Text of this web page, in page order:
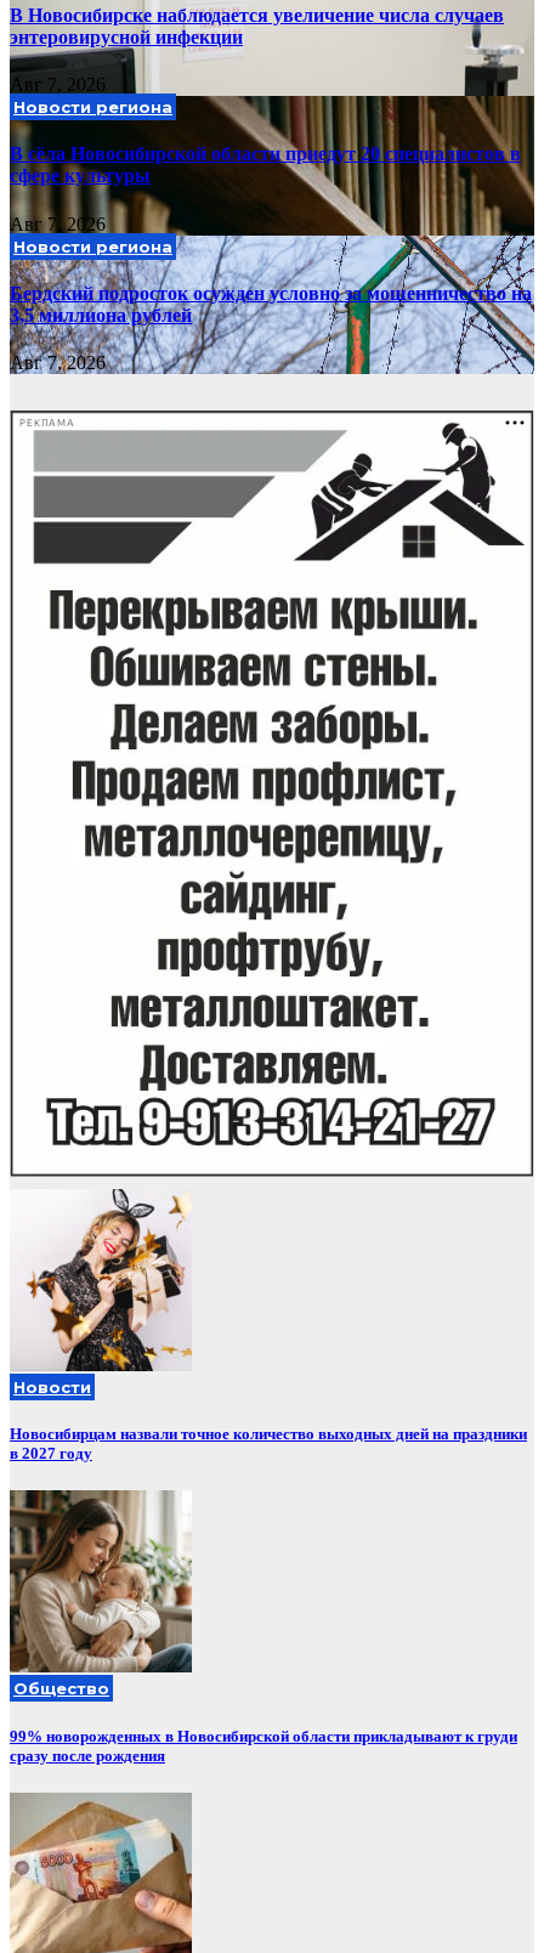
В Новосибирске наблюдается увеличение числа случаев
энтеровирусной инфекции
Авг 7, 2026
Новости региона
В сёла Новосибирской области приедут 20 специалистов в
сфере культуры
Авг 7, 2026
Новости региона
Бердский подросток осужден условно за мошенничество на
3,5 миллиона рублей
Авг 7, 2026
РЕКЛАМА
Новости
Новосибирцам назвали точное количество выходных дней на праздники
в 2027 году
Общество
99% новорожденных в Новосибирской области прикладывают к груди
сразу после рождения